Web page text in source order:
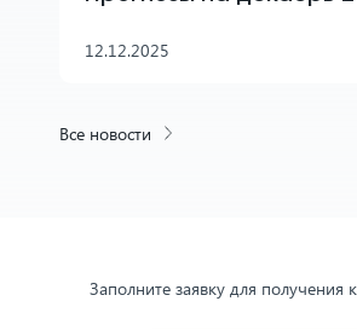
12.12.2025
Все новости
Заполните заявку для получения